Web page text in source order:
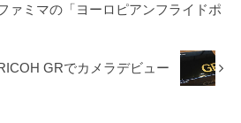
ァミマの「ヨーロピアンフライドポ
GRでカメラデビュー